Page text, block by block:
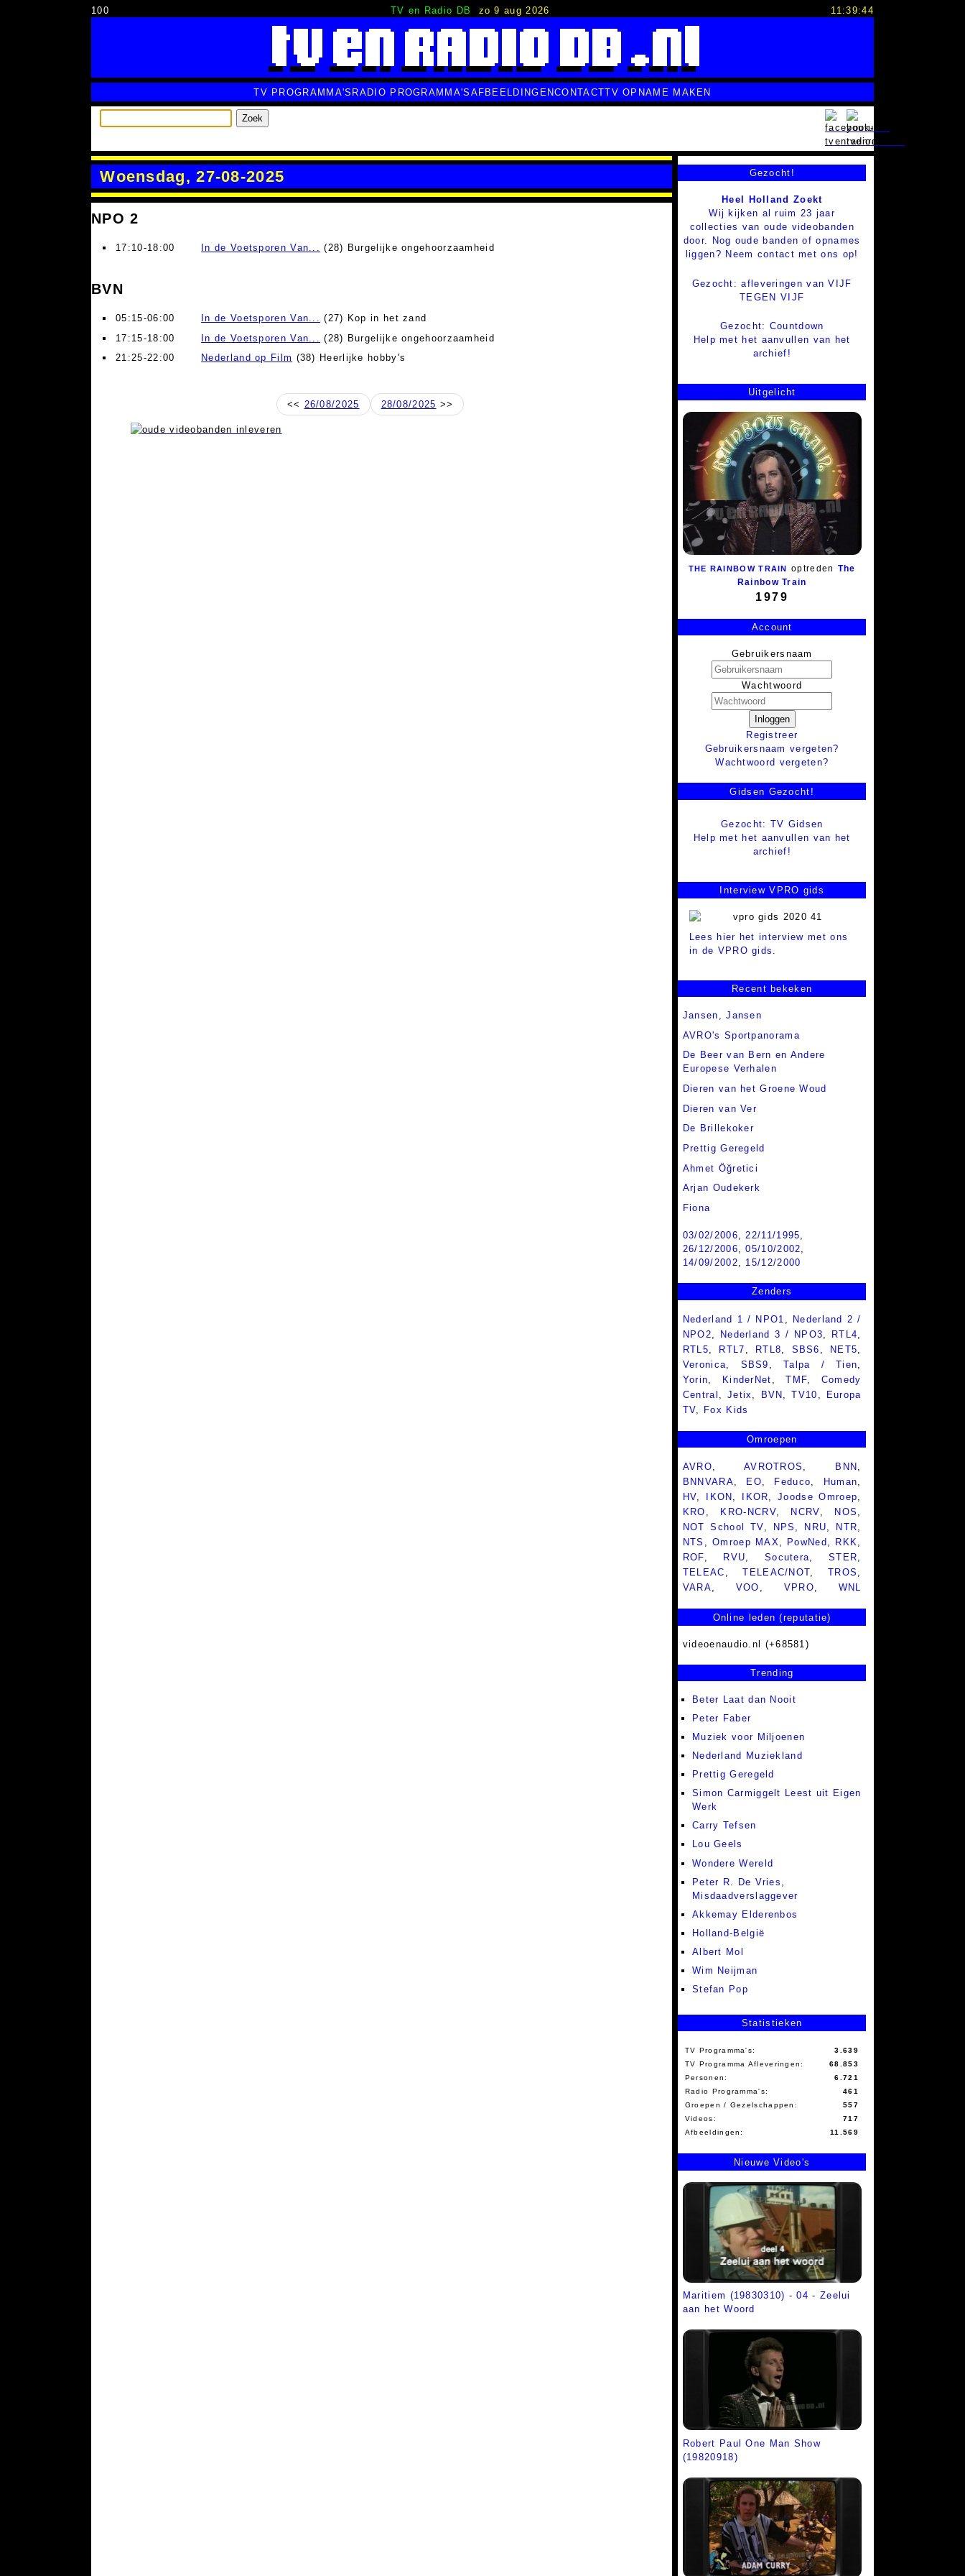
100 TV en Radio DB zo 9 aug 2026 11:39:45
TV PROGRAMMA'S RADIO PROGRAMMA'S AFBEELDINGENCONTACTTV OPNAME MAKEN
Zoek
Woensdag, 27-08-2025
NPO 2
17:10-18:00 In de Voetsporen Van... (28) Burgelijke ongehoorzaamheid
BVN
05:15-06:00 In de Voetsporen Van...
(27) Kop in het zand
17:15-18:00
In de Voetsporen Van...
(28) Burgelijke ongehoorzaamheid
21:25-22:00
Nederland op Film (38) Heerlijke hobby's
<< 26/08/2025 28/08/2025 >>
Gezocht!
Heel Holland Zoekt
Wij kijken al ruim 23 jaar
collecties van oude videobanden
door. Nog oude banden of opnames
liggen? Neem contact met ons op!
Gezocht: afleveringen van VIJF
TEGEN VIJF
Gezocht: Countdown
Help met het aanvullen van het
archief!
Uitgelicht
THE RAINBOW TRAIN optreden
The
Rainbow Train
1979
Account
Gebruikersnaam
Wachtwoord
Inloggen
Registreer
Gebruikersnaam vergeten?
Wachtwoord vergeten?
Gidsen Gezocht!
Gezocht: TV Gidsen
Help met het aanvullen van het
archief!
Interview VPRO gids
Lees hier het interview met ons
in de VPRO gids.
Recent bekeken
Jansen, Jansen
AVRO's Sportpanorama
De Beer van Bern en Andere
Europese Verhalen
Dieren van het Groene Woud
Dieren van Ver
De Brillekoker
Prettig Geregeld
Ahmet Öğretici
Arjan Oudekerk
Fiona
03/02/2006,22/11/1995,
26/12/2006,05/10/2002,
14/09/2002, 15/12/2000
Zenders
Nederland 1 / NPO1
Nederland 2 /
NPO2
Nederland 3 / NPO3 RTL4
RTL5
RTL7 RTL8 SBS6 NET5
Veronica
SBS9 ,Talpa / Tien
Yorin
KinderNet ,TMF
Comedy
Central
Jetix BVN ,TV10
Europa
TV
Fox Kids
Omroepen
AVRO, AVROTROS , BNN ,
BNNVARA, EO, Feduco, Human,
HV, IKON , IKOR,Joodse Omroep,
KRO , KRO-NCRV, NCRV, NOS ,
NOT School TV, NPS , NRU, NTR,
NTS ,Omroep MAX, PowNed , RKK,
ROF, RVU, Socutera,STER,
TELEAC ,TELEAC/NOT,TROS ,
VARA, VOO , VPRO, WNL
Online leden (reputatie)
videoenaudio.nl (+68581)
Trending
Beter Laat dan Nooit
Peter Faber
Muziek voor Miljoenen
Nederland Muziekland
Prettig Geregeld
Simon Carmiggelt Leest uit Eigen
Werk
Carry Tefsen
Lou Geels
Wondere Wereld
Peter R. De Vries,
Misdaadverslaggever
Akkemay Elderenbos
Holland-België
Albert Mol
Wim Neijman
Stefan Pop
Statistieken
TV Programma's:
3.639
TV Programma Afleveringen:
68.853
Personen:
6.721
Radio Programma's:
461
Groepen / Gezelschappen:
557
Videos:
717
Afbeeldingen:
11.569
Nieuwe Video's
Maritiem (19830310) - 04 - Zeelui
aan het Woord
Robert Paul One Man Show
(19820918)